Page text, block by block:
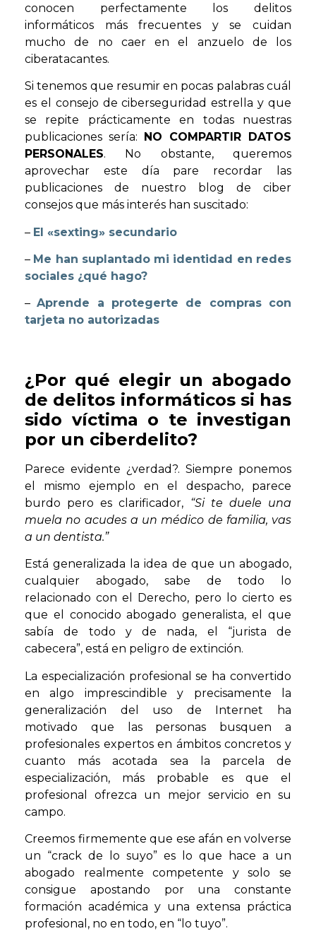
conocen perfectamente los delitos
informáticos más frecuentes y se cuidan
mucho de no caer en el anzuelo de los
ciberatacantes.
Si tenemos que resumir en pocas palabras cuál
es el consejo de ciberseguridad estrella y que
se repite prácticamente en todas nuestras
publicaciones sería:
NO COMPARTIR DATOS
PERSONALES. No obstante, queremos
aprovechar este día pare recordar las
publicaciones de nuestro blog de ciber
consejos que más interés han suscitado:
– El «sexting» secundario
– Me han suplantado mi identidad en redes
sociales ¿qué hago?
–Aprende a protegerte de compras con
tarjeta no autorizadas
¿Por qué elegir un abogado
de delitos informáticos si has
sido víctima o te investigan
por un ciberdelito?
Parece evidente ¿verdad?. Siempre ponemos
el mismo ejemplo en el despacho, parece
burdo pero es clarificador, “Si te duele una
muela no acudes a un médico de familia, vas
a un dentista.”
Está generalizada la idea de que un abogado,
cualquier abogado, sabe de todo lo
relacionado con el Derecho, pero lo cierto es
que el conocido abogado generalista, el que
sabía de todo y de nada, el “jurista de
cabecera”, está en peligro de extinción.
La especialización profesional se ha convertido
en algo imprescindible y precisamente la
generalización del uso de Internet ha
motivado que las personas busquen a
profesionales expertos en ámbitos concretos y
cuanto más acotada sea la parcela de
especialización, más probable es que el
profesional ofrezca un mejor servicio en su
campo.
Creemos firmemente que ese afán en volverse
un “crack de lo suyo” es lo que hace a un
abogado realmente competente y solo se
consigue apostando por una constante
formación académica y una extensa práctica
profesional, no en todo, en “lo tuyo”.